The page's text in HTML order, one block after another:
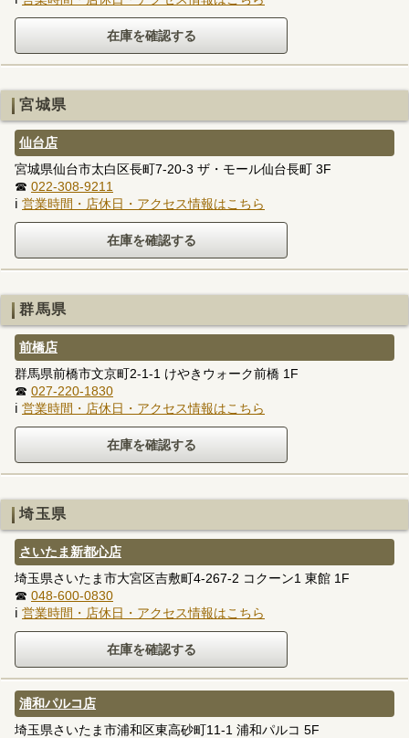
宮城県
仙台店
宮城県仙台市太白区長町7-20-3 ザ・モール仙台長町 3F
☎ 022-308-9211
ℹ 営業時間・店休日・アクセス情報はこちら
群馬県
前橋店
群馬県前橋市文京町2-1-1 けやきウォーク前橋 1F
☎ 027-220-1830
ℹ 営業時間・店休日・アクセス情報はこちら
埼玉県
さいたま新都心店
埼玉県さいたま市大宮区吉敷町4-267-2 コクーン1 東館 1F
☎ 048-600-0830
ℹ 営業時間・店休日・アクセス情報はこちら
浦和パルコ店
埼玉県さいたま市浦和区東高砂町11-1 浦和パルコ 5F